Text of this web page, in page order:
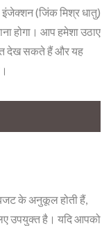
इंजेक्शन (जिंक मिश्र धातु)
होगा। आप हमेशा उठाए
देख सकते हैं और यह
बजट के अनुकूल होती हैं,
उपयुक्त है। यदि आपको